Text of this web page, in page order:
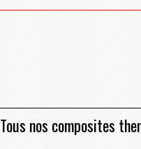
Tous nos composites